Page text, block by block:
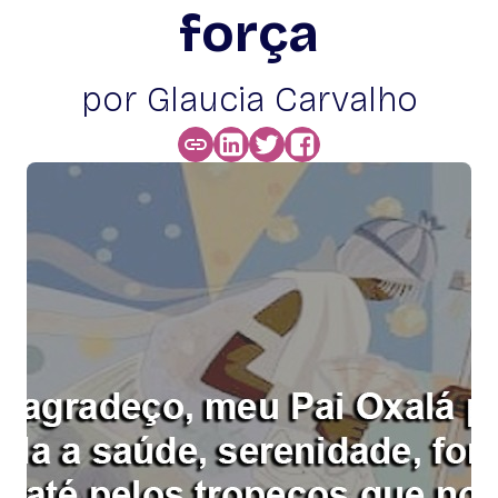
força
por Glaucia Carvalho